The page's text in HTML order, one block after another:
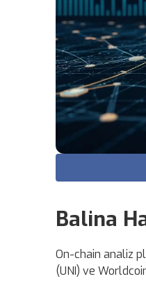
Balina
On-chain analiz
(UNI) ve